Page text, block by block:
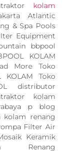
kolam
Atlantic
& Spa Pools
Equipment
bbpool
KOLAM
More Toko
KOLAM Toko
distributor
kolam
p blog
kolam renang
Filter Air
Keramik
Renang